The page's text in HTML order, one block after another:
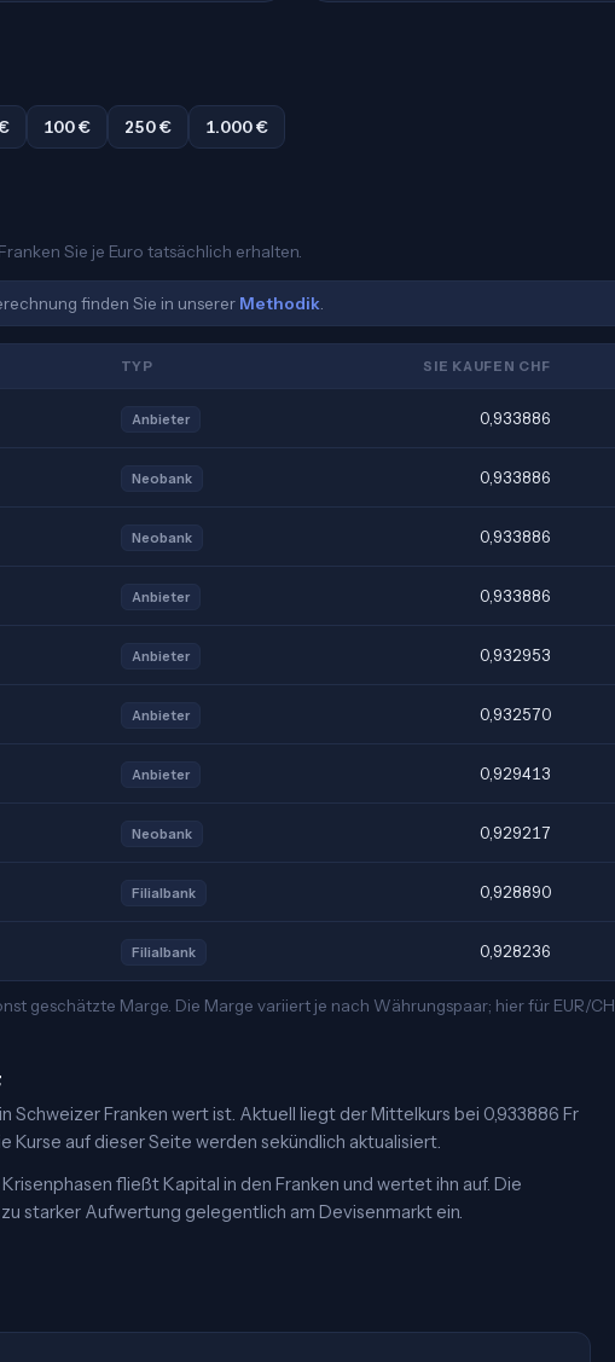
100 € 250 € 1.000 €
Sie je Euro tatsächlich erhalten.
finden Sie in unserer Methodik
TYP SIE KAUFEN CHF
Anbieter 0,933886
Neobank 0,933886
Neobank 0,933886
Anbieter 0,933886
Anbieter 0,932953
Anbieter 0,932570
Anbieter 0,929413
Neobank 0,929217
Filialbank 0,928890
Filialbank 0,928236
geschätzte Marge. Die Marge variiert je nach Währungspaar; hier für EUR/
Schweizer Franken wert ist. Aktuell liegt der Mittelkurs bei 0,933886 Fr
Kurse auf dieser Seite werden sekündlich aktualisiert.
Krisenphasen fließt Kapital in den Franken und wertet ihn auf. Die
starker Aufwertung gelegentlich am Devisenmarkt ein.